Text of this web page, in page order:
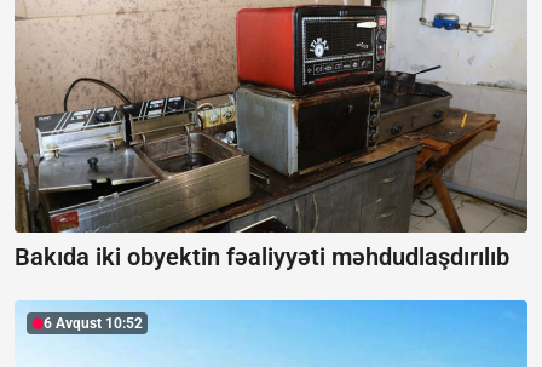
Bakıda iki obyektin fəaliyyəti məhdudlaşdırılıb
6 Avqust 10:52